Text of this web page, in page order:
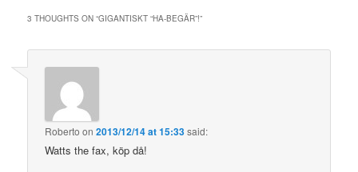
friend
(Opens
window)
new
window)
new
window)
3 THOUGHTS ON “GIGANTISKT “HA-BEGÄR”!”
Roberto on2013/12/14 at 15:33said:
Watts the fax, köp då!